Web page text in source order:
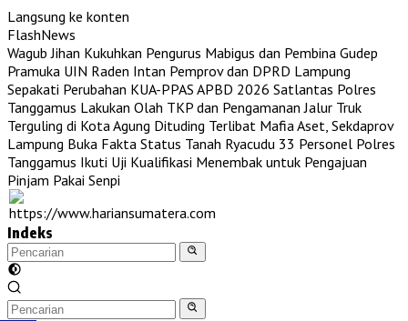
Langsung ke konten
FlashNews
Wagub Jihan Kukuhkan Pengurus Mabigus dan Pembina Gudep
Pramuka UIN Raden Intan Pemprov dan DPRD Lampung
Sepakati Perubahan KUA-PPAS APBD 2026 Satlantas Polres
Tanggamus Lakukan Olah TKP dan Pengamanan Jalur Truk
Terguling di Kota Agung Dituding Terlibat Mafia Aset, Sekdaprov
Lampung Buka Fakta Status Tanah Ryacudu 33 Personel Polres
Tanggamus Ikuti Uji Kualifikasi Menembak untuk Pengajuan
Pinjam Pakai Senpi
Indeks